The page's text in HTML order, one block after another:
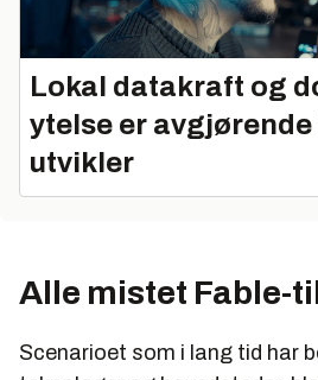
Lokal datakraft og
ytelse er avgjørende
utvikler
Alle mistet Fable-
Scenarioet som i lang tid har